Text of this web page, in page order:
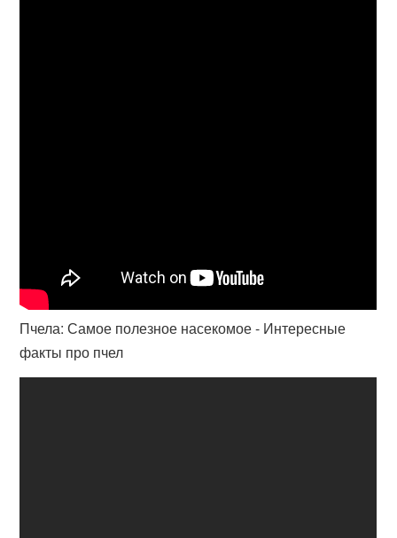
Пчела: Самое полезное насекомое - Интересные
факты про пчел